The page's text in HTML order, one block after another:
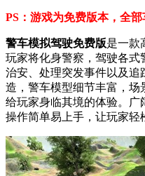
PS：游戏为免费版本，全部
警车模拟驾驶免费版是一款
玩家将化身警察，驾驶各式
治安、处理突发事件以及追
造，警车模型细节丰富，
给玩家身临其境的体验。广
操作简单易上手，让玩家轻